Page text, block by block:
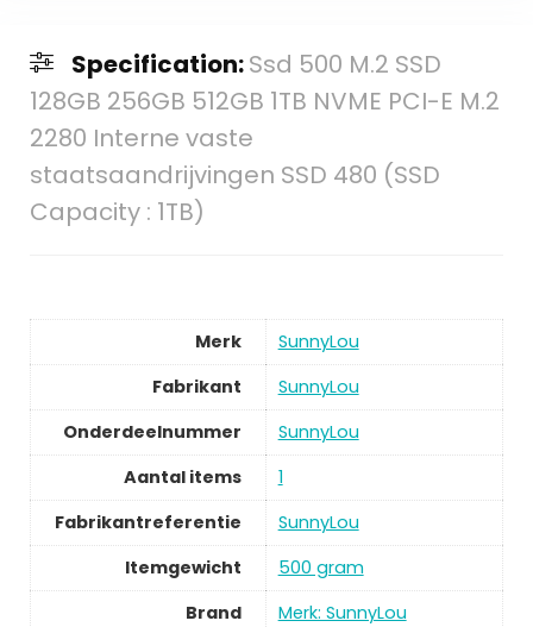
Specification:Ssd 500 M.2 SSD
128GB 256GB 512GB 1TB NVME PCI-E M.2
2280 Interne vaste
staatsaandrijvingen SSD 480 (SSD
Capacity : 1TB)
Merk
SunnyLou
Fabrikant
SunnyLou
Onderdeelnummer
SunnyLou
Aantal items
1
Fabrikantreferentie
SunnyLou
Itemgewicht
500 gram
Brand
Merk: SunnyLou